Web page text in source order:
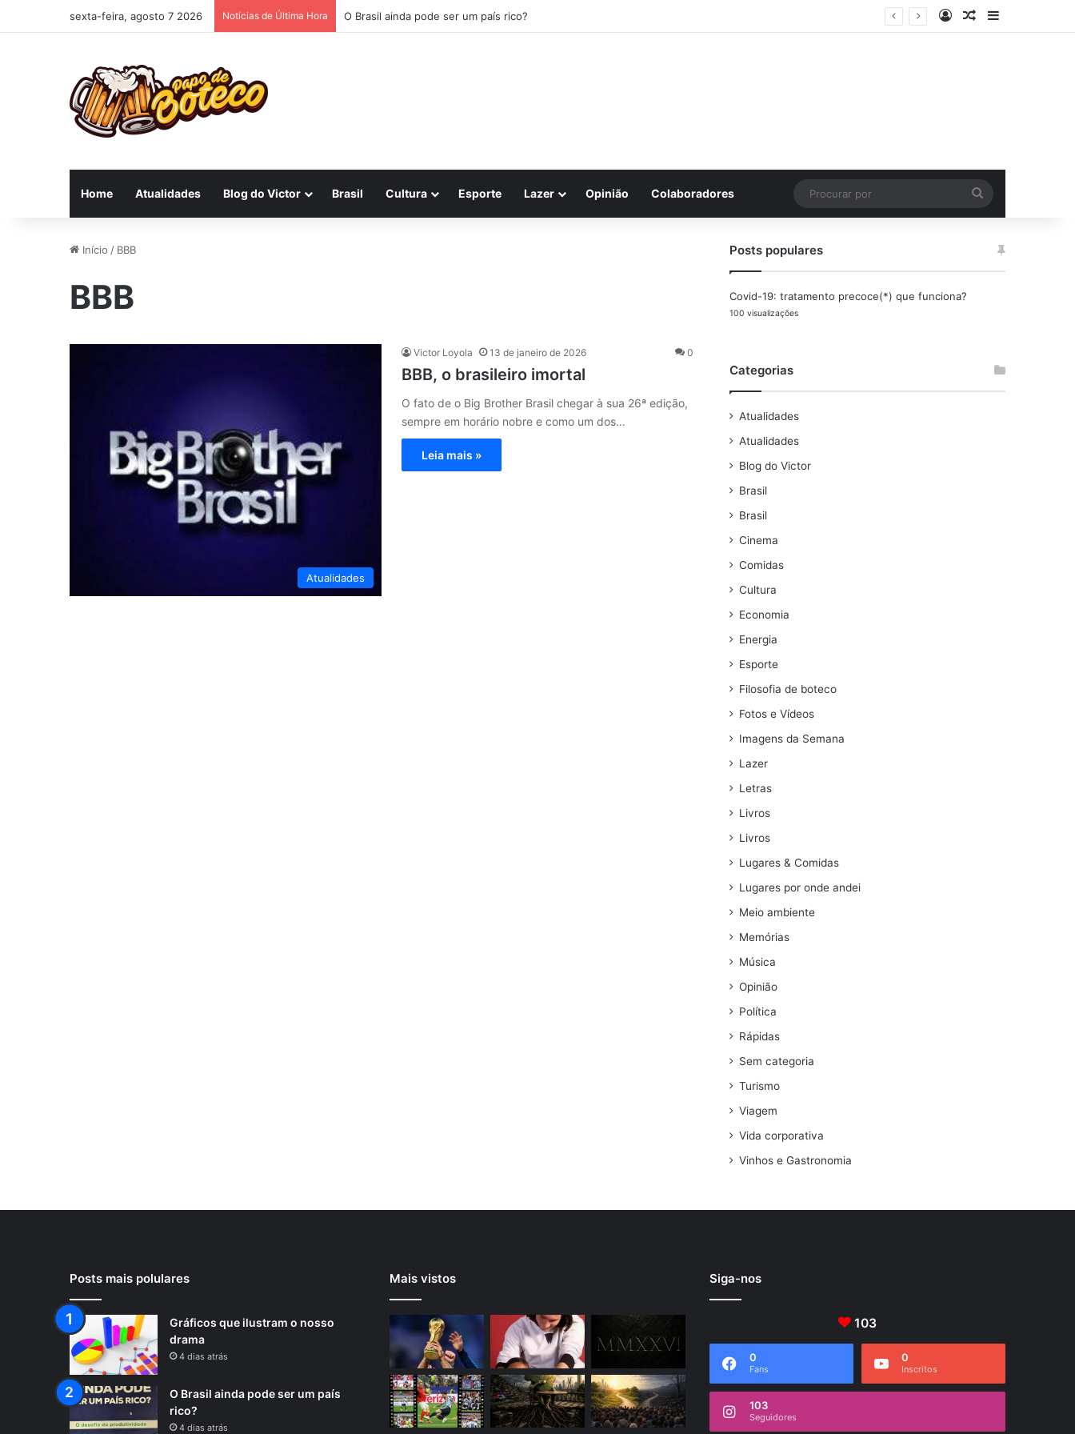
sexta-feira, agosto 7 2026 Notícias de Última Hora O Brasil ainda pode ser um país rico? EntrarArtigo aleatório
Home Atualidades Blog do Victor Brasil Cultura Esporte Lazer Opinião Colaboradores
por
Início / BBB
BBB
Atualidades
Victor Loyola 13 de janeiro de 2026 0
BBB, o brasileiro imortal
O fato de o Big Brother Brasil chegar à sua 26ª edição,
sempre em horário nobre e como um dos…
Leia mais »
Posts populares
Covid-19: tratamento precoce(*) que funciona?
100 visualizações
Categorias
Atualidades
Atualidades
Blog do Victor
Brasil
Brasil
Cinema
Comidas
Cultura
Economia
Energia
Esporte
Filosofia de boteco
Fotos e Vídeos
Imagens da Semana
Lazer
Letras
Livros
Livros
Lugares & Comidas
Lugares por onde andei
Meio ambiente
Memórias
Música
Opinião
Política
Rápidas
Sem categoria
Turismo
Viagem
Vida corporativa
Vinhos e Gastronomia
Posts mais polulares
Gráficos que ilustram o nosso
drama
4 dias atrás
O Brasil ainda pode ser um país
rico?
4 dias atrás
Mais vistos Siga-nos
103
0
Fans
0
Inscritos
103
Seguidores